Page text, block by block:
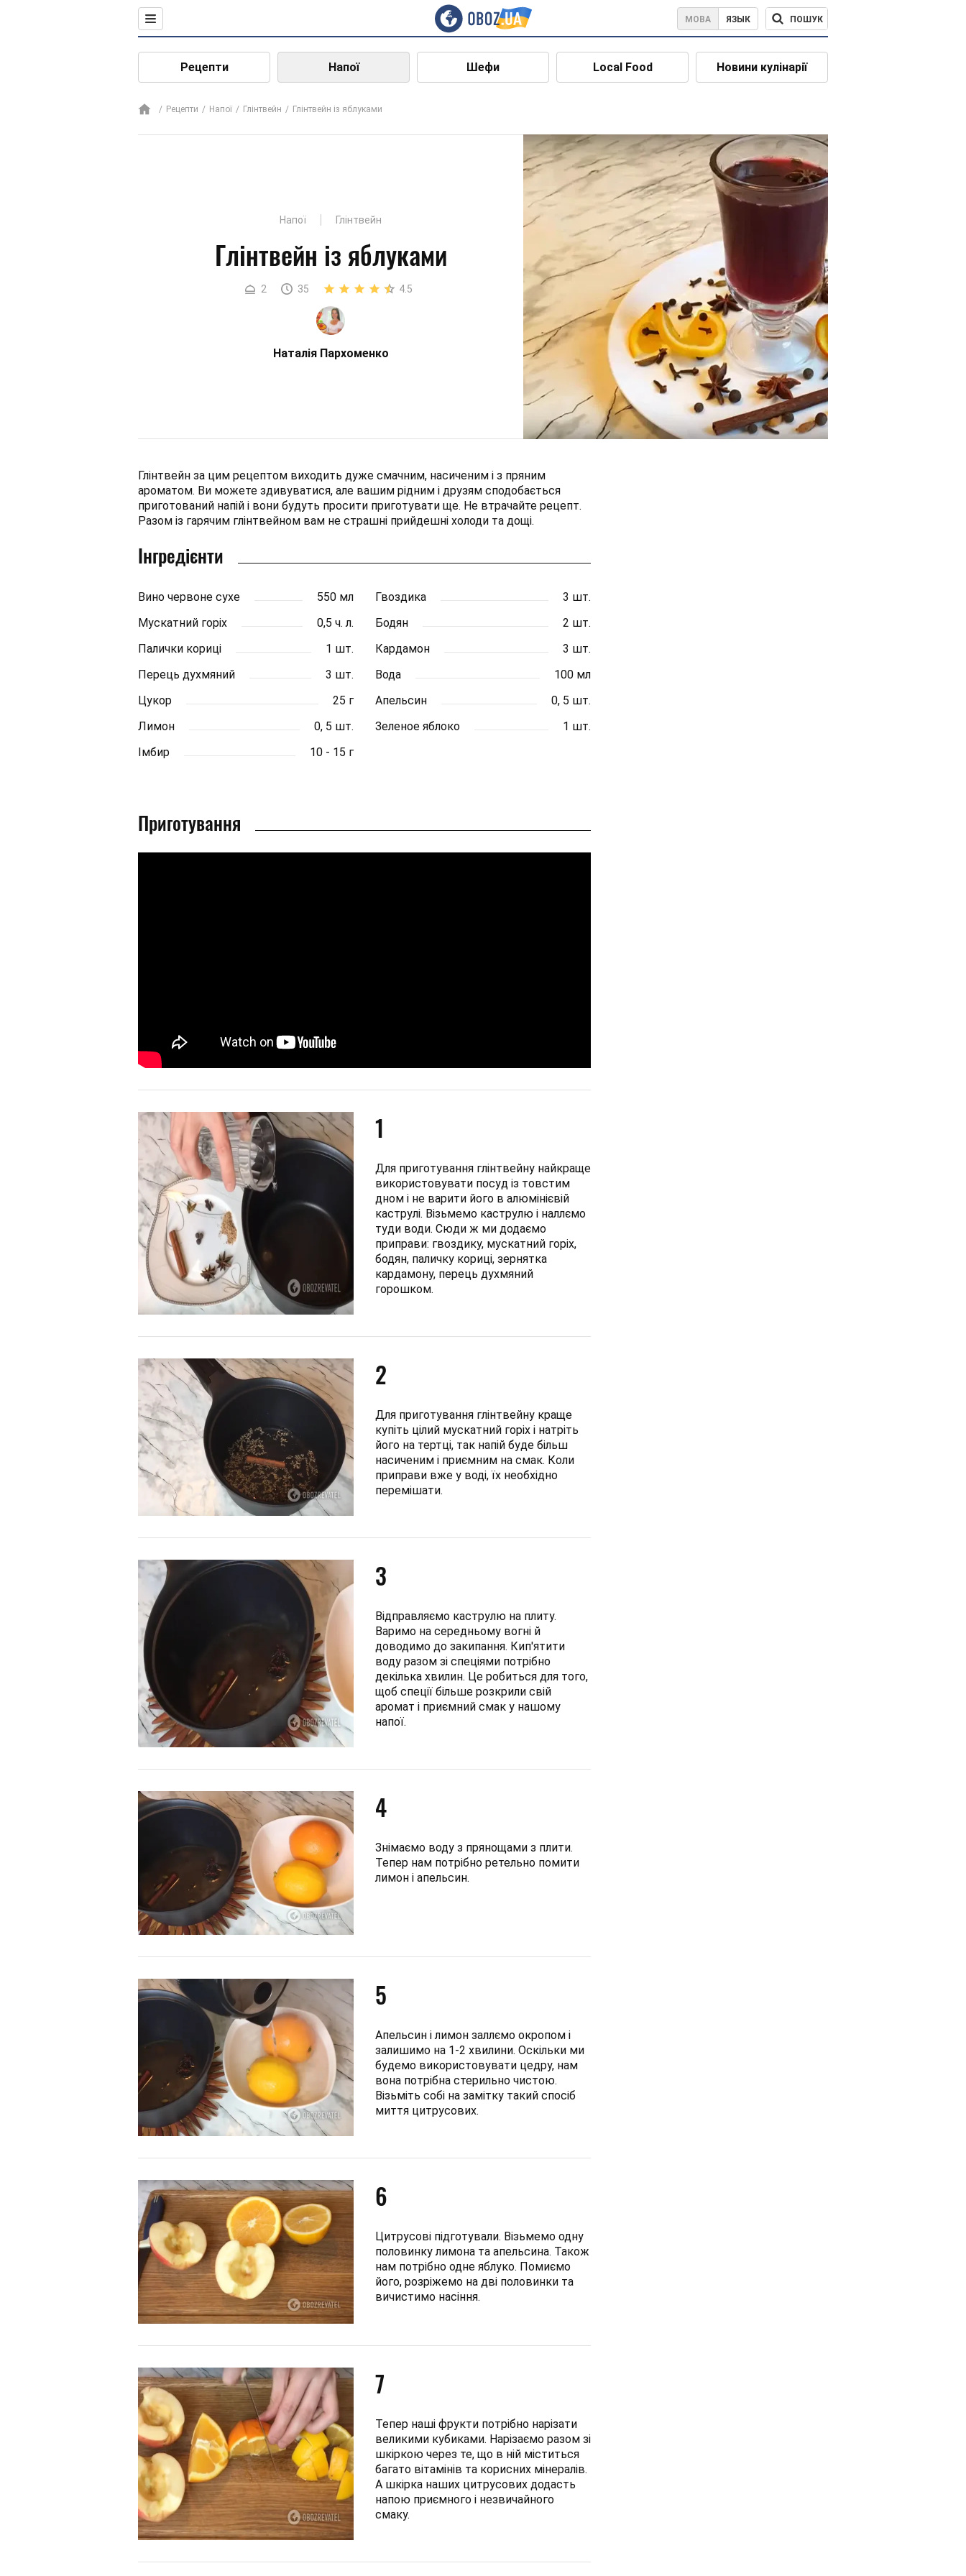
МОВА ЯЗЫК ПОШУК
Рецепти Напої Шефи Local Food Новини кулінарії
Рецепти Напої Глінтвейн Глінтвейн із яблуками
Напої Глінтвейн
Глінтвейн із яблуками
2 35 4.5
Наталія Пархоменко
Глінтвейн за цим рецептом виходить дуже смачним, насиченим і з пряним
ароматом. Ви можете здивуватися, але вашим рідним і друзям сподобається
приготований напій і вони будуть просити приготувати ще. Не втрачайте рецепт.
Разом із гарячим глінтвейном вам не страшні прийдешні холоди та дощі.
Інгредієнти
Вино червоне сухе 550 мл Гвоздика
3 шт.
Мускатний горіх
0,5 ч. л. Бодян
2 шт.
Палички кориці
1 шт. Кардамон
3 шт.
Перець духмяний
3 шт. Вода
100 мл
Цукор
25 г Апельсин
0, 5 шт.
Лимон
0, 5 шт. Зеленое яблоко
1 шт.
Імбир
10 - 15 г
Приготування
1
Для приготування глінтвейну найкраще
використовувати посуд із товстим
дном і не варити його в алюмінієвій
каструлі. Візьмемо каструлю і наллємо
туди води. Сюди ж ми додаємо
приправи: гвоздику, мускатний горіх,
бодян, паличку кориці, зернятка
кардамону, перець духмяний
горошком.
2
Для приготування глінтвейну краще
купіть цілий мускатний горіх і натріть
його на тертці, так напій буде більш
насиченим і приємним на смак. Коли
приправи вже у воді, їх необхідно
перемішати.
3
Відправляємо каструлю на плиту.
Варимо на середньому вогні й
доводимо до закипання. Кип'ятити
воду разом зі спеціями потрібно
декілька хвилин. Це робиться для того,
щоб спеції більше розкрили свій
аромат і приємний смак у нашому
напої.
4
Знімаємо воду з прянощами з плити.
Тепер нам потрібно ретельно помити
лимон і апельсин.
5
Апельсин і лимон заллємо окропом і
залишимо на 1-2 хвилини. Оскільки ми
будемо використовувати цедру, нам
вона потрібна стерильно чистою.
Візьміть собі на замітку такий спосіб
миття цитрусових.
6
Цитрусові підготували. Візьмемо одну
половинку лимона та апельсина. Також
нам потрібно одне яблуко. Помиємо
його, розріжемо на дві половинки та
вичистимо насіння.
7
Тепер наші фрукти потрібно нарізати
великими кубиками. Нарізаємо разом зі
шкіркою через те, що в ній міститься
багато вітамінів та корисних мінералів.
А шкірка наших цитрусових додасть
напою приємного і незвичайного
смаку.